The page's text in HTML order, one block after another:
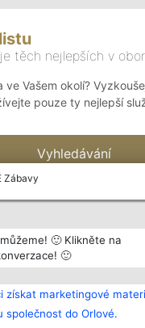
Zábavy
🙂 Klikněte na
🙂
získat marketingové
společnost do Orlové.
těch nejlepších v
ve Vašem okolí?
pouze ty nejlepší
Vyhledávání
o.
Vítězové
Seznam všech
laureátů
Zásady